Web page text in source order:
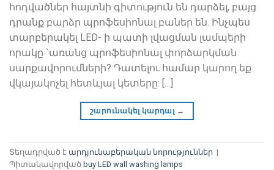
հոդվածներ հայտնի գիտություն են դարձել, բայց
դրանք բարձր պրոֆեսիոնալ բաներ են. Ինչպես
տարբերակել LED- ի պատի լվացման լամպերի
որակը `առանց պրոֆեսիոնալ փորձարկման
սարքավորումների? Դատելու համար կարող եք
վկայակոչել հետևյալ կետերը: […]
շարունակել կարդալ →
Տեղադրված է արդյունաբերական նորություններ |
Պիտակավորված buy LED wall washing lamps